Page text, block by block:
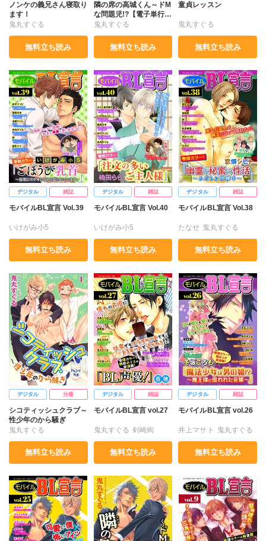
ノンケの義兄さん寝取り
ます！
鬼丸すぐる
無料立ち読み
隣の席の高城くん～ドM
な問題児!?【電子単行本
版限定特典付き】
鬼丸すぐる
無料立ち読み
童貞レッスン
鬼丸すぐる
無料立ち読み
デジタル 雑誌
モバイルBL宣言 Vol.39
いけがみ小5
鬼丸すぐる 銀川ケイ
市花マツビ
恋煩シビト
無料立ち読み
デジタル 雑誌
モバイルBL宣言 Vol.40
いけがみ小5
かぶとまる蝶子
鬼丸すぐる 市花マツビ
恋煩シビト
無料立ち読み
デジタル 雑誌
モバイルBL宣言 Vol.38
たなせ 鬼丸すぐる
銀川ケイ 剣崎絢 砂
市花マツビ 松本蜜柑
無料立ち読み
デジタル 分冊
シコティッシュクラブ～
性少年のから騒ぎ
鬼丸すぐる
無料立ち読み
デジタル 雑誌
モバイルBL宣言 vol.27
鬼丸すぐる 剣崎絢
香穂 高山はるな
市花マツビ
冬坂ころも
無料立ち読み
デジタル 雑誌
モバイルBL宣言 vol.26
井上マサト
鬼丸すぐる
高山はるな 高山尚
市花マツビ 池田ソウコ
無料立ち読み